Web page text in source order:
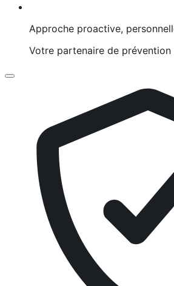
Approche proactive,
Votre partenaire de prévention